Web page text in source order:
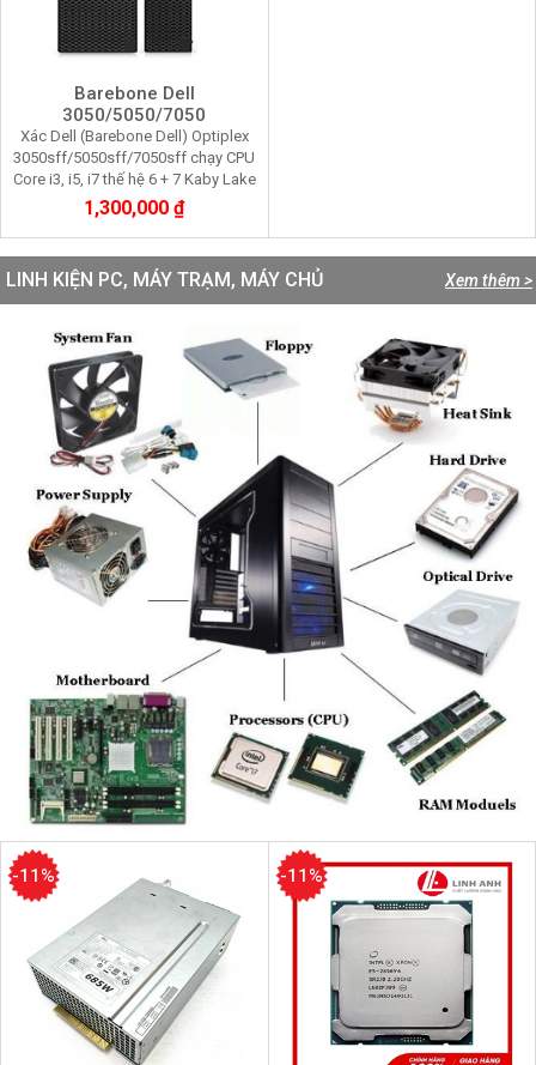
Barebone Dell
3050/5050/7050
Xác Dell (Barebone Dell) Optiplex
3050sff/5050sff/7050sff chạy CPU
Core i3, i5, i7 thế hệ 6 + 7 Kaby Lake
1,300,000 ₫
Xem thêm >
LINH KIỆN PC, MÁY TRẠM, MÁY CHỦ
-11% -11%